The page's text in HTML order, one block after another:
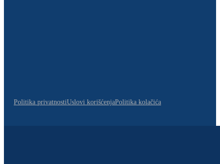
Politika privatnostiUslovi korišćenjaPolitika kolačića